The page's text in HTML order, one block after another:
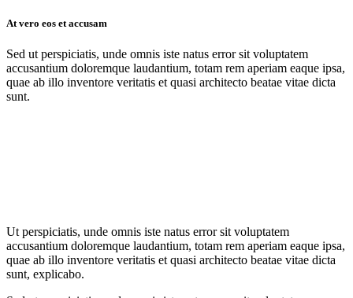
At vero eos et accusam
Sed ut perspiciatis, unde omnis iste natus error sit voluptatem
accusantium doloremque laudantium, totam rem aperiam eaque ipsa,
quae ab illo inventore veritatis et quasi architecto beatae vitae dicta
sunt.
Ut perspiciatis, unde omnis iste natus error sit voluptatem
accusantium doloremque laudantium, totam rem aperiam eaque ipsa,
quae ab illo inventore veritatis et quasi architecto beatae vitae dicta
sunt, explicabo.